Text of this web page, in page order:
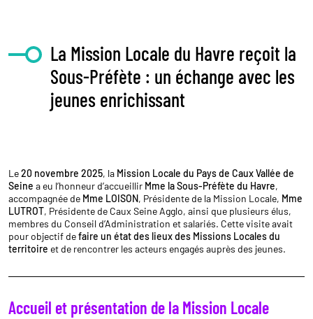
La Mission Locale du Havre reçoit la
Sous-Préfète : un échange avec les
jeunes enrichissant
Le20 novembre 2025, la Mission Locale du Pays de Caux Vallée de
Seine a eu l’honneur d’accueillir Mme la Sous-Préfète du Havre,
accompagnée de Mme LOISON, Présidente de la Mission Locale, Mme
LUTROT, Présidente de Caux Seine Agglo, ainsi que plusieurs élus,
membres du Conseil d’Administration et salariés. Cette visite avait
pour objectif defaire un état des lieux des Missions Locales du
territoire et de rencontrer les acteurs engagés auprès des jeunes.
Accueil et présentation de la Mission Locale